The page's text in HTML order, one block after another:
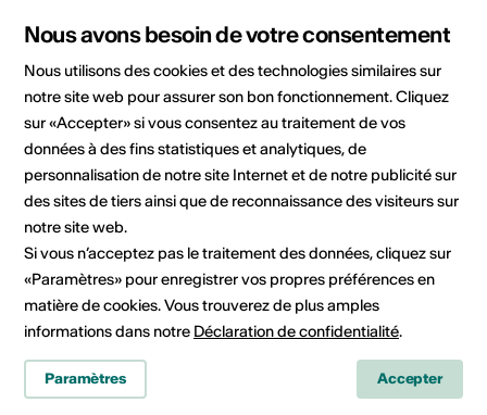
artistes, acteurs culturels, toute
personne intéressée
Lieu de la formation
Nous avons besoin de votre consentement
Nous utilisons des cookies et des technologies similaires sur
notre site web pour assurer son bon fonctionnement. Cliquez
sur «Accepter» si vous consentez au traitement de vos
données à des fins statistiques et analytiques, de
personnalisation de notre site Internet et de notre publicité sur
des sites de tiers ainsi que de reconnaissance des visiteurs sur
notre site web.
Si vous n’acceptez pas le traitement des données, cliquez sur
«Paramètres» pour enregistrer vos propres préférences en
matière de cookies. Vous trouverez de plus amples
informations dans notre Déclaration de confidentialité.
Paramètres Accepter